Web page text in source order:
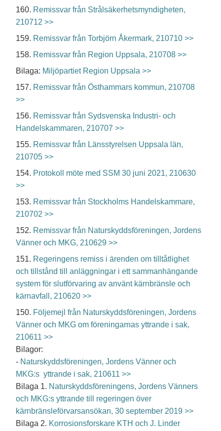
160. Remissvar från Strålsäkerhetsmyndigheten,
210712 >>
159. Remissvar från Torbjörn Åkermark, 210710 >>
158. Remissvar från Region Uppsala, 210708 >>
Bilaga: Miljöpartiet Region Uppsala >>
157. Remissvar från Östhammars kommun, 210708
>>
156. Remissvar från Sydsvenska Industri- och
Handelskammaren, 210707 >>
155. Remissvar från Länsstyrelsen Uppsala län,
210705 >>
154. Protokoll möte med SSM 30 juni 2021, 210630
>>
153. Remissvar från Stockholms Handelskammare,
210702 >>
152. Remissvar från Naturskyddsföreningen, Jordens
Vänner och MKG, 210629 >>
151. Regeringens remiss i ärenden om tilltåtlighet
och tillstånd till anläggningar i ett sammanhängande
system för slutförvaring av använt kärnbränsle och
kärnavfall, 210620 >>
150. Följemejl från Naturskyddsföreningen, Jordens
Vänner och MKG om föreningarnas yttrande i sak,
210611 >>
Bilagor:
- Naturskyddsföreningen, Jordens Vänner och
MKG:s yttrande i sak, 210611 >>
Bilaga 1. Naturskyddsföreningens, Jordens Vänners
och MKG:s yttrande till regeringen över
kärnbränsleförvarsansökan, 30 september 2019 >>
Bilaga 2. Korrosionsforskare KTH och J. Linder